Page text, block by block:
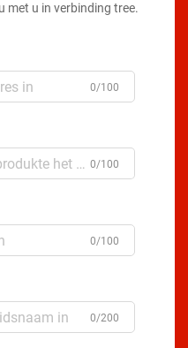
met u in verbinding tree.
0/100
0/100
0/100
0/200